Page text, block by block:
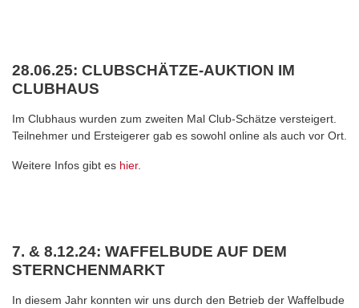
28.06.25: CLUBSCHÄTZE-AUKTION IM
CLUBHAUS
Im Clubhaus wurden zum zweiten Mal Club-Schätze versteigert.
Teilnehmer und Ersteigerer gab es sowohl online als auch vor Ort.
Weitere Infos gibt es hier.
7. & 8.12.24: WAFFELBUDE AUF DEM
STERNCHENMARKT
In diesem Jahr konnten wir uns durch den Betrieb der Waffelbude